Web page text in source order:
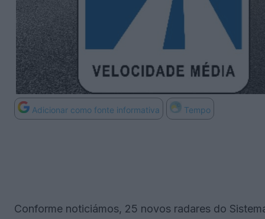
Adicionar como fonte informativa Tempo
Conforme noticiámos, 25 novos radares do